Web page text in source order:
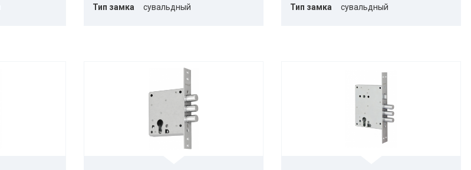
Тип замка
сувальдный
Тип замка
сувальдный